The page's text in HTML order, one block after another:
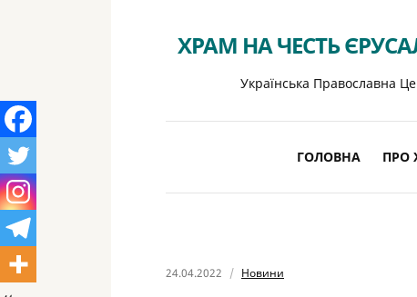
ХРАМ НА ЧЕСТЬ
Українська Православна
ГОЛОВНА ПРО
24.04.2022 Новини